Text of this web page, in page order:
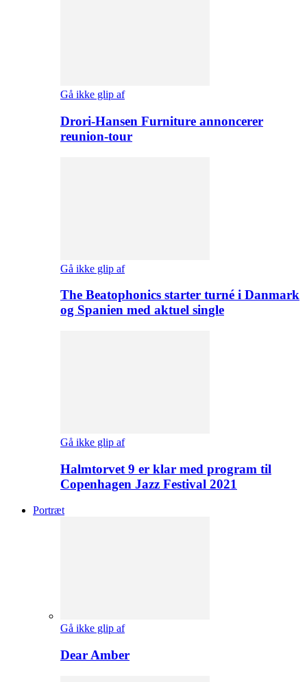
Gå ikke glip af
Drori-Hansen Furniture annoncerer
reunion-tour
Gå ikke glip af
The Beatophonics starter turné i Danmark
og Spanien med aktuel single
Gå ikke glip af
Halmtorvet 9 er klar med program til
Copenhagen Jazz Festival 2021
Portræt
Gå ikke glip af
Dear Amber